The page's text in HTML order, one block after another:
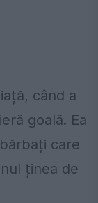
când a
goală. Ea
care
ținea de